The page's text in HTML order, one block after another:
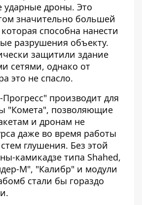
ударные дроны. Это
значительно большей
способна нанести
разрушения объекту.
защитили здание
сетями, однако от
это не спасло.
производит для
"Комета", позволяющие
и дронам не
даже во время работы
глушения. Без этой
камикадзе типа Shahed,
М", "Калибр" и модули
стали бы гораздо